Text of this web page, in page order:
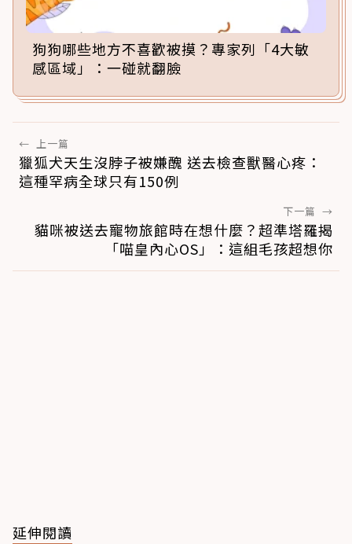
狗狗哪些地方不喜歡被摸？專家列「4大敏
感區域」：一碰就翻臉
← 上一篇
獵狐犬天生沒脖子被嫌醜 送去檢查獸醫心疼：
這種罕病全球只有150例
下一篇 →
貓咪被送去寵物旅館時在想什麼？超準塔羅揭
「喵皇內心OS」：這組毛孩超想你
延伸閱讀